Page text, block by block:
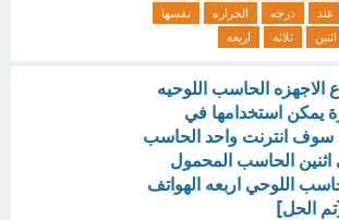
عند درجه الحراره
نفسها
اثنين ثلاثه اربعه
الاجهزه الحاسب اللوحيه
يمكن استخدامها في
سوف انترنت واحد الحاسب
اثنين الحاسب المحمول
اللوحي اربعه الهواتف
الحل]